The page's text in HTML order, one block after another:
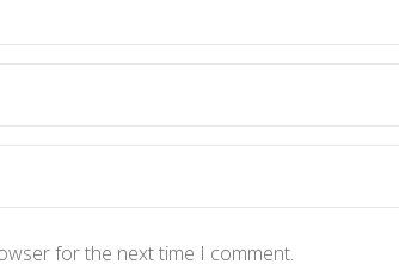
for the next time I comment.